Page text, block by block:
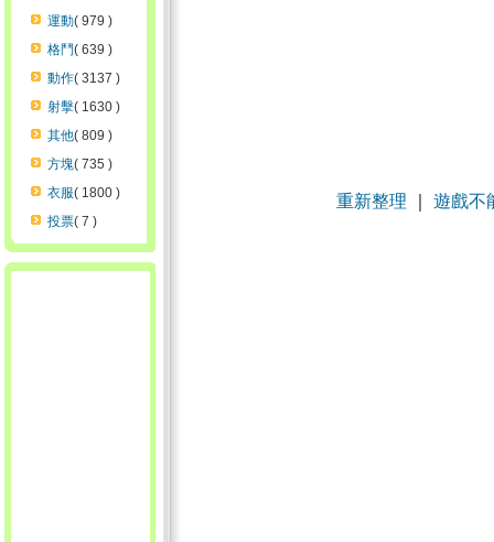
運動( 979 )
格鬥( 639 )
動作( 3137 )
射擊( 1630 )
其他( 809 )
方塊( 735 )
衣服( 1800 )
投票( 7 )
重新整理 遊戲不